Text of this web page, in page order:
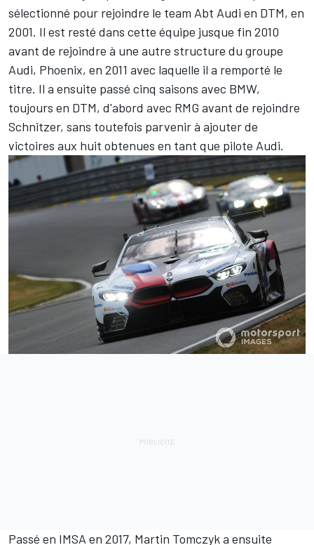
sélectionné pour rejoindre le team Abt Audi en DTM, en
2001. Il est resté dans cette équipe jusque fin 2010
avant de rejoindre à une autre structure du groupe
Audi, Phoenix, en 2011 avec laquelle il a remporté le
titre. Il a ensuite passé cinq saisons avec BMW,
toujours en DTM, d'abord avec RMG avant de rejoindre
Schnitzer, sans toutefois parvenir à ajouter de
victoires aux huit obtenues en tant que pilote Audi.
Passé en IMSA en 2017, Martin Tomczyk a ensuite